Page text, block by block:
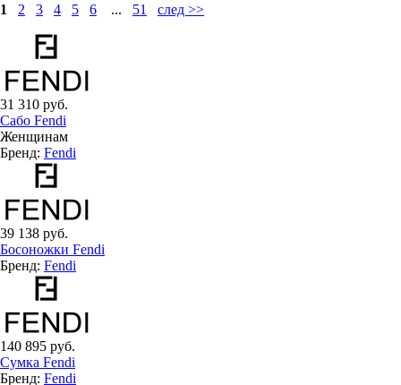
1
2 3 4 5 6 ... 51 след >>
31 310 руб.
Сабо Fendi
Женщинам
Бренд: Fendi
39 138 руб.
Босоножки Fendi
Бренд: Fendi
140 895 руб.
Сумка Fendi
Бренд: Fendi